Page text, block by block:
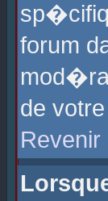
forum
de
Revenir